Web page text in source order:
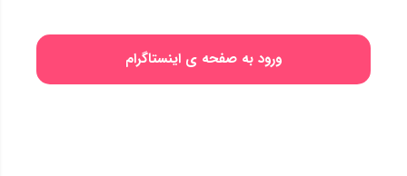
ورود به صفحه ی اینستاگرام